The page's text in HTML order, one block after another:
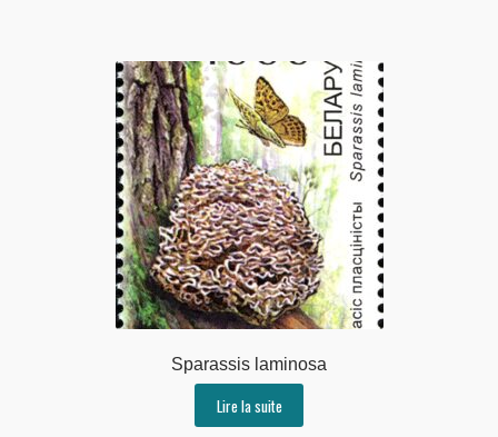
Sparassis laminosa
Lire la suite